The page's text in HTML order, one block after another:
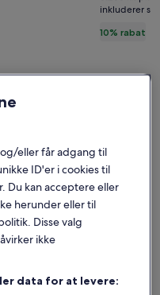
10% rabat
inkluderer
passer til dig
lejligheder
Hytte
eller får adgang til
ID'er i cookies til
Du kan acceptere eller
herunder eller til
Disse valg
ikke
data for at levere: